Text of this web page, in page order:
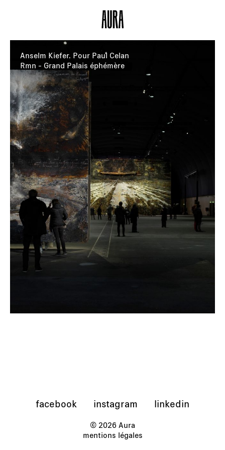
Anselm Kiefer. Pour Paul Celan
Rmn - Grand Palais éphémère
© 2026 Aura
mentions légales
facebook instagram linkedin